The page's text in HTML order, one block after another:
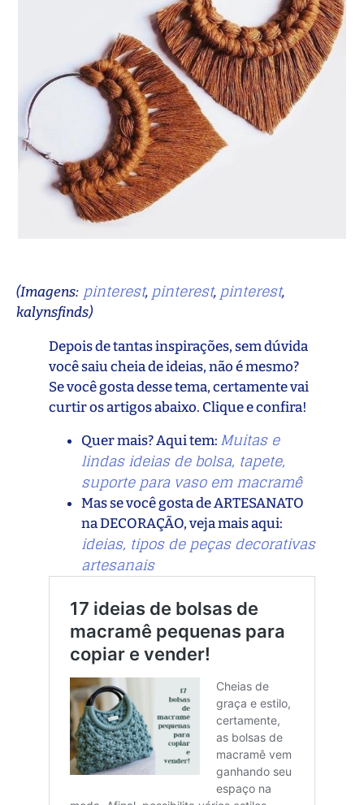
(Imagens: pinterest, pinterest, pinterest,
kalynsfinds)
Depois de tantas inspirações, sem dúvida
você saiu cheia de ideias, não é mesmo?
Se você gosta desse tema, certamente vai
curtir os artigos abaixo. Clique e confira!
Quer mais? Aqui tem: Muitas e
lindas ideias de bolsa, tapete,
suporte para vaso em macramê
Mas se você gosta de ARTESANATO
na DECORAÇÃO, veja mais aqui:
ideias, tipos de peças decorativas
artesanais